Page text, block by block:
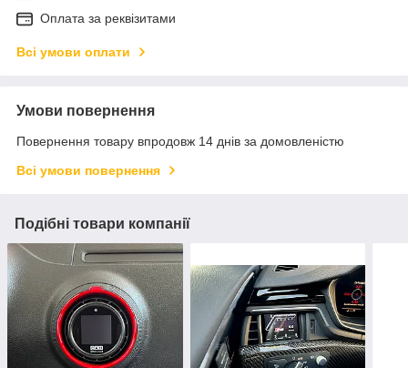
Оплата за реквізитами
Всі умови оплати
Умови повернення
Повернення товару впродовж 14 днів за домовленістю
Всі умови повернення
Подібні товари компанії